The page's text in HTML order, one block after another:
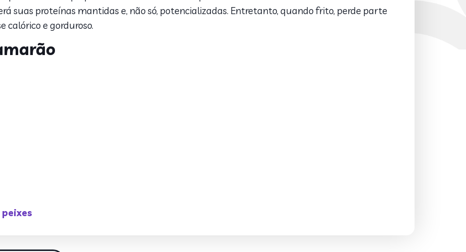
suas proteínas mantidas e, não só, potencializadas. Entretanto, quando frito, perde parte
calórico e gorduroso.